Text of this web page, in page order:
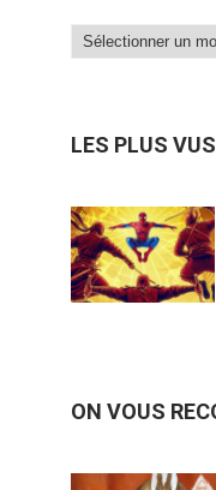
Dans
LES PLUS VUS
ON VOUS